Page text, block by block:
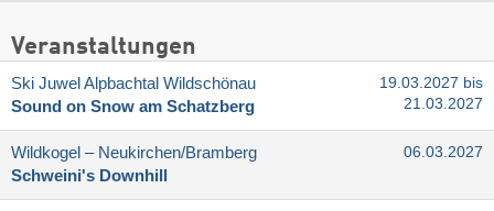
Veranstaltungen
Ski Juwel Alpbachtal Wildschönau
Sound on Snow am Schatzberg
19.03.2027 bis
21.03.2027
Wildkogel – Neukirchen/​Bramberg
Schweini's Downhill
06.03.2027